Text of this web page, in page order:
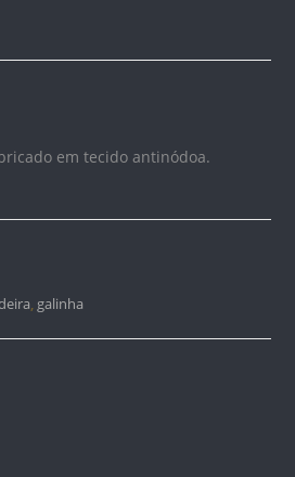
em tecido antinódoa.
, galinha